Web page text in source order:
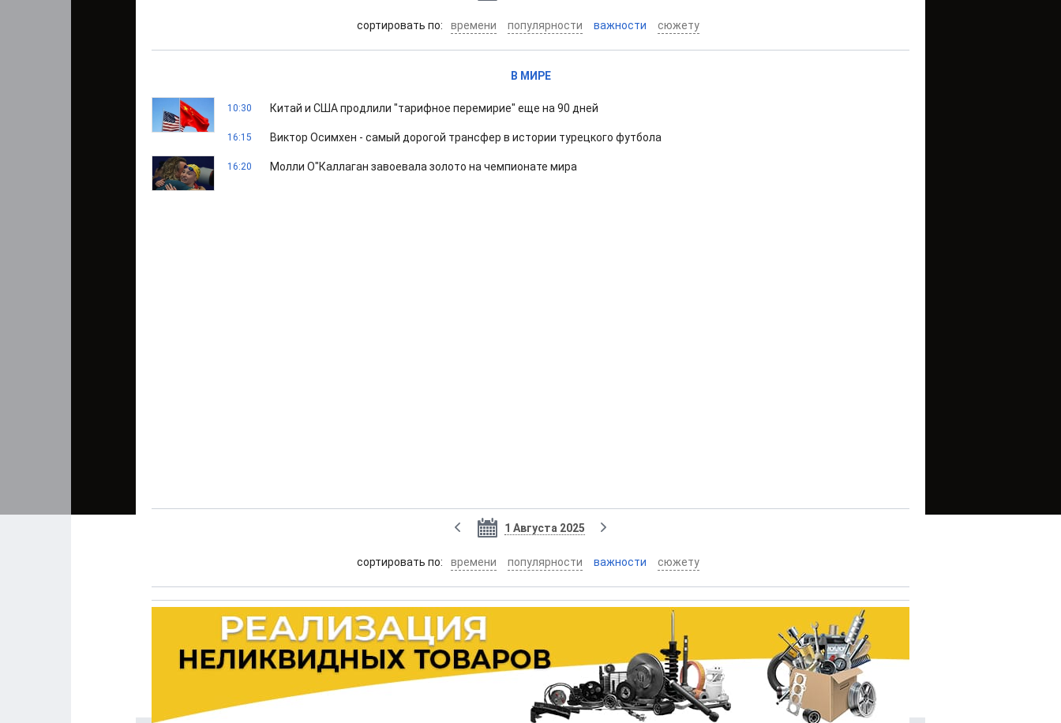
cортировать по: времени популярности важности сюжету
В МИРЕ
10:30 Китай и США продлили "тарифное перемирие" еще на 90 дней
16:15 Виктор Осимхен - самый дорогой трансфер в истории турецкого футбола
16:20 Молли О"Каллаган завоевала золото на чемпионате мира
1 Августа 2025
cортировать по: времени популярности важности сюжету